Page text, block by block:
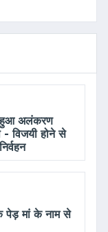
हुआ अलंकरण
- विजयी होने से
पेड़ मां के नाम से